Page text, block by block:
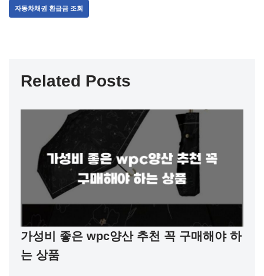
자동차채권 환급금 조회
Related Posts
가성비 좋은 wpc양산 추천 꼭 구매해야 하
는 상품